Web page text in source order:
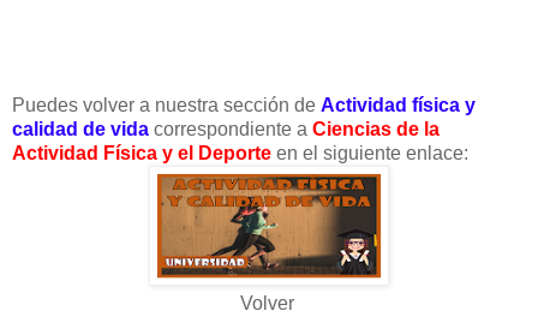
Puedes volver a nuestra sección de Actividad física y
calidad de vida correspondiente a Ciencias de la
Actividad Física y el Deporte en el siguiente enlace:
Volver